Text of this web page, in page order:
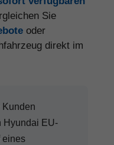
Sie
oder
direkt im
Hyundai EU-
eines